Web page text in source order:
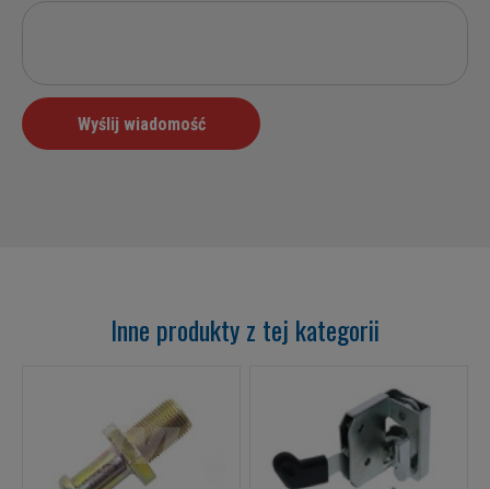
Inne produkty z tej kategorii